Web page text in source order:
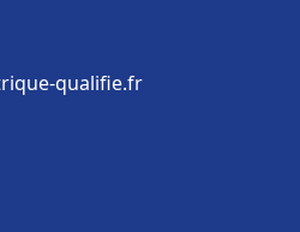
qualifie.fr